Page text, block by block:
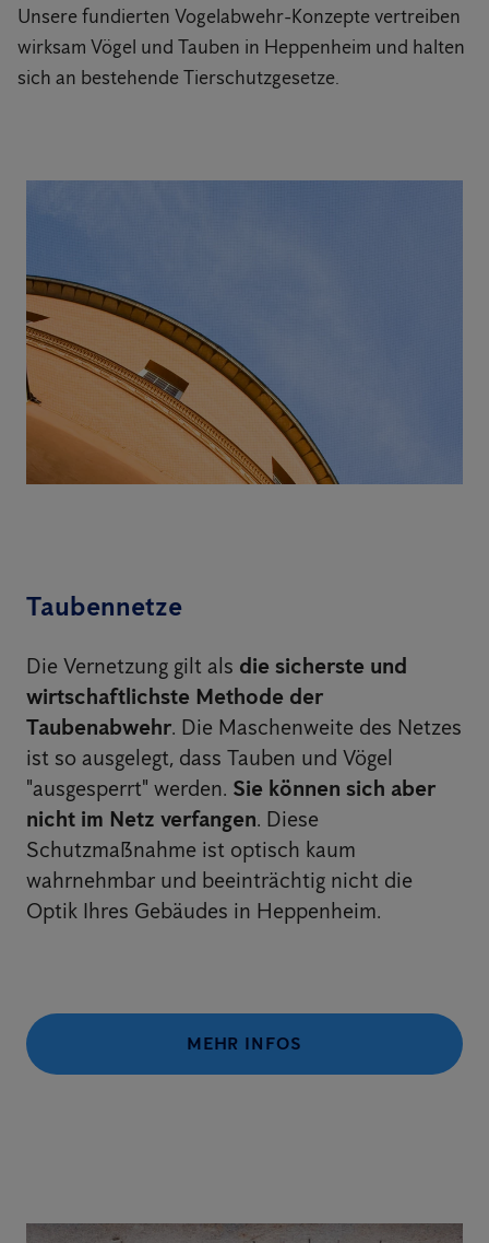
Unsere fundierten Vogelabwehr-Konzepte vertreiben
wirksam Vögel und Tauben in Heppenheim und halten
sich an bestehende Tierschutzgesetze.
Taubennetze
Die Vernetzung gilt als die sicherste und
wirtschaftlichste Methode der
Taubenabwehr. Die Maschenweite des Netzes
ist so ausgelegt, dass Tauben und Vögel
"ausgesperrt" werden. Sie können sich aber
nicht im Netz verfangen. Diese
Schutzmaßnahme ist optisch kaum
wahrnehmbar und beeinträchtig nicht die
Optik Ihres Gebäudes in Heppenheim.
MEHR INFOS